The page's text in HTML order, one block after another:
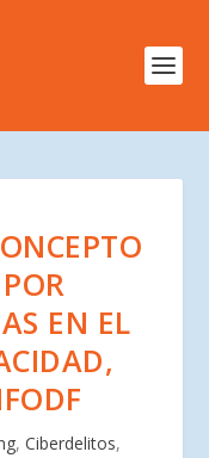
EN EL
, Ciberdelitos,